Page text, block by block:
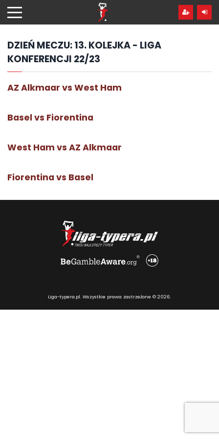
hdo
treści
DZIEŃ MECZU:13. KOLEJKA - LIGA
KONFERENCJI 22/23
AZ Alkmaar vs West Ham
Basel vs Fiorentina
West Ham vs AZ Alkmaar
Fiorentina vs Basel
Liga-typera.pl. Wszystkie prawa zastrzeżone © 2026.